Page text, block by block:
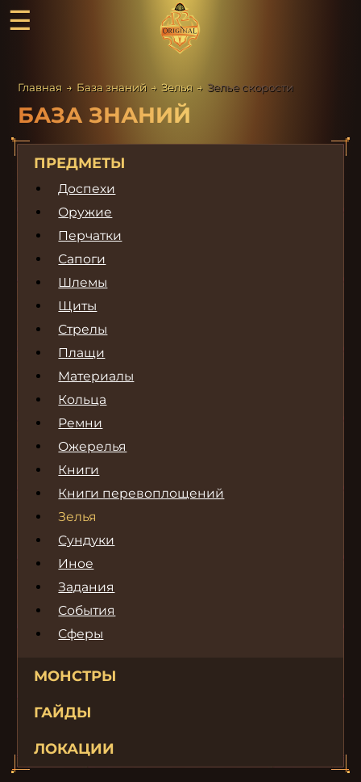
☰
Главная → База знаний → Зелья → Зелье скорости
БАЗА ЗНАНИЙ
ПРЕДМЕТЫ
Доспехи
Оружие
Перчатки
Сапоги
Шлемы
Щиты
Стрелы
Плащи
Материалы
Кольца
Ремни
Ожерелья
Книги
Книги перевоплощений
Зелья
Сундуки
Иное
Задания
События
Сферы
МОНСТРЫ
ГАЙДЫ
ЛОКАЦИИ